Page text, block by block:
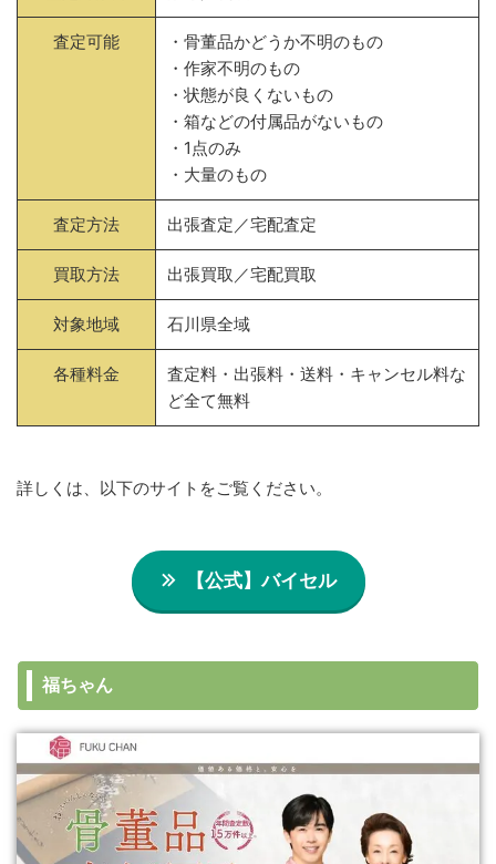
査定可能
・骨董品かどうか不明のもの
・作家不明のもの
・状態が良くないもの
・箱などの付属品がないもの
・1点のみ
・大量のもの
査定方法 出張査定／宅配査定
買取方法 出張買取／宅配買取
対象地域 石川県全域
各種料金
査定料・出張料・送料・キャンセル料な
ど全て無料
詳しくは、以下のサイトをご覧ください。
【公式】バイセル
福ちゃん